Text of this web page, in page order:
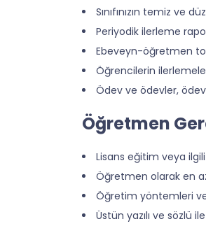
Sınıfınızın temiz ve
Periyodik ilerleme
Ebeveyn-öğretmen
Öğrencilerin
Ödev ve ödevler,
Öğretmen
Lisans eğitim veya
Öğretmen olarak en
Öğretim yöntemleri
Üstün yazılı ve sözlü